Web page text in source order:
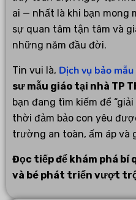
ai — nhất là khi bạn mong
sự quan tâm tận tâm và
những năm đầu đời.
Tin vui là, Dịch vụ bảo
sư mẫu giáo tại nhà TP
bạn đang tìm kiếm để
thời đảm bảo con yêu
trường an toàn, ấm áp và
Đọc tiếp để khám phá bí
và bé phát triển vượt